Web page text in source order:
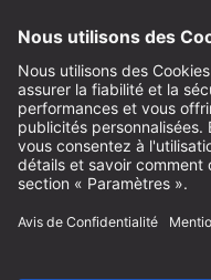
Mentions légales
Conditions Générales
Protection des Données
Paramètres des Cookies